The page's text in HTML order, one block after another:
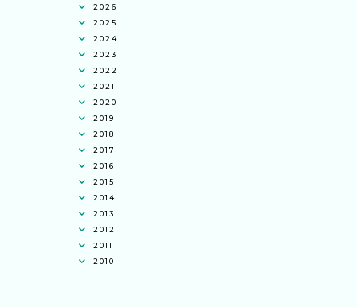
2026
2025
2024
2023
2022
2021
2020
2019
2018
2017
2016
2015
2014
2013
2012
2011
2010